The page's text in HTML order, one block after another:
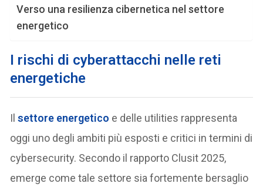
Verso una resilienza cibernetica nel settore
energetico
I rischi di cyberattacchi nelle reti
energetiche
Ilsettore energetico e delle utilities rappresenta
oggi uno degli ambiti più esposti e critici in termini di
cybersecurity. Secondo il rapporto Clusit 2025,
emerge come tale settore sia fortemente bersaglio